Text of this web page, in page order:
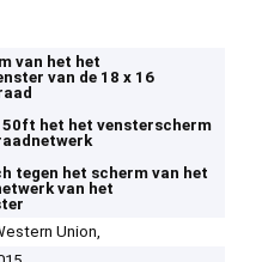
van het het
van de 18 x 16
50ft het het vensterscherm
tegen het scherm van het
van het
Union,